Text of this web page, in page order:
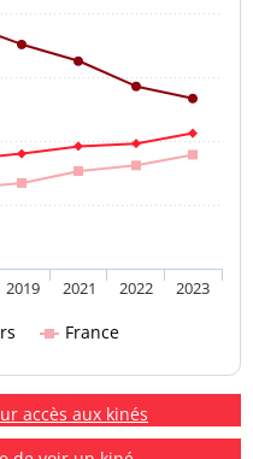
France
2019 2021 2022 2023
accès aux kinés